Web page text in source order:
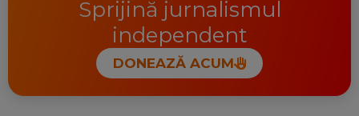
Sprijină jurnalismul
independent
DONEAZĂ ACUM